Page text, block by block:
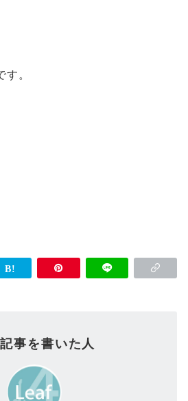
。
事を書いた人